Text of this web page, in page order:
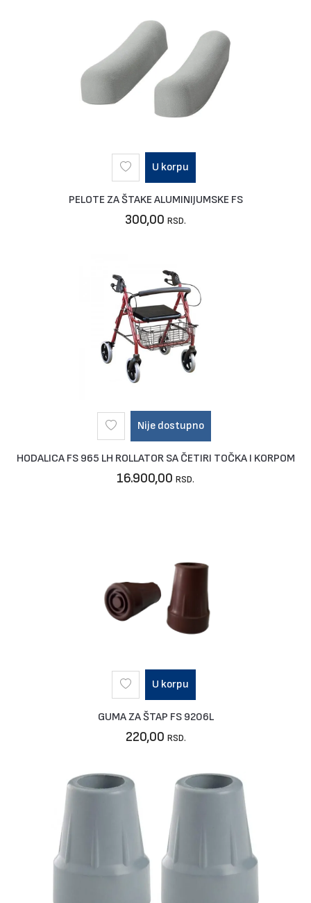
U korpu
PELOTE ZA ŠTAKE ALUMINIJUMSKE FS
300,00 RSD.
Nije dostupno
HODALICA FS 965 LH ROLLATOR SA ČETIRI TOČKA I KORPOM
16.900,00 RSD.
U korpu
GUMA ZA ŠTAP FS 9206L
220,00 RSD.